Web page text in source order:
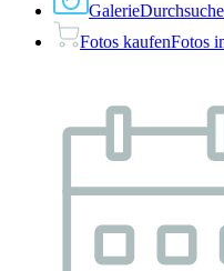
Galerie
Fotos kaufenFotos